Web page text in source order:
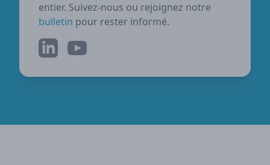
entier. Suivez-nous ou rejoignez notre
bulletin pour rester informé.
LinkedInYouTube